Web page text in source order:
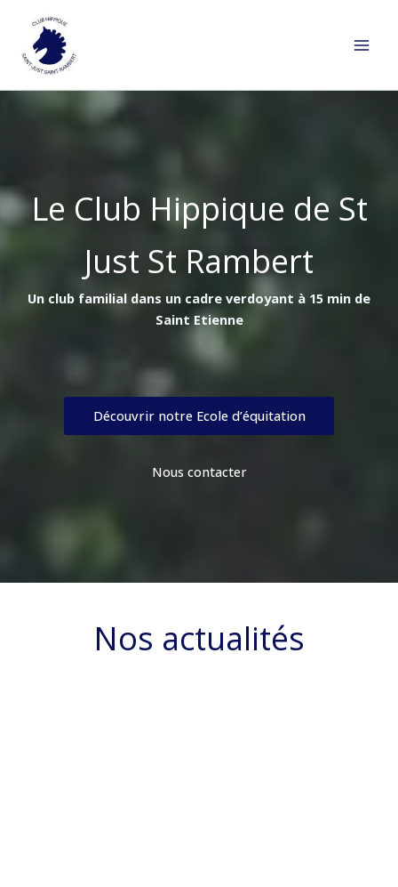
contenu
Le Club Hippique de St
Just St Rambert
Un club familial dans un cadre verdoyant à 15 min de
Saint Etienne
Découvrir notre Ecole d’équitation
Nous contacter
Nos actualités